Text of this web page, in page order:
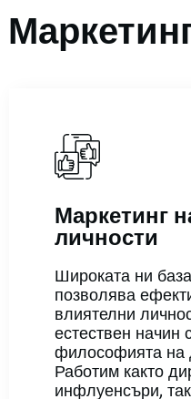
Маркетинг
личности
Широката ни
позволява
влиятелни
естествен начин
философията на
Работим както
инфлуенсъри,